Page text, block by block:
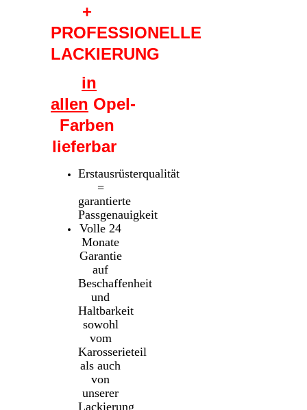
+
PROFESSIONELLE
LACKIERUNG
in
allen Opel-
Farben
lieferbar
Erstausrüsterqualität
=
garantierte
Passgenauigkeit
Volle 24
Monate
Garantie
auf
Beschaffenheit
und
Haltbarkeit
sowohl
vom
Karosserieteil
als auch
von
unserer
Lackierung